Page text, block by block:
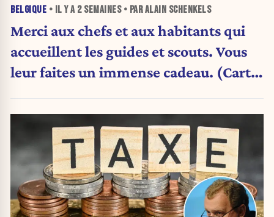
BELGIQUE • IL Y A 2 SEMAINES• PAR ALAIN SCHENKELS
Merci aux chefs et aux habitants qui
accueillent les guides et scouts. Vous
leur faites un immense cadeau. (Carte